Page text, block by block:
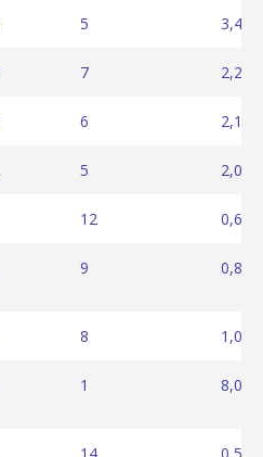
5 3,40
7 2,29
6 2,17
5 2,00
12 0,67
9 0,89
8 1,00
1 8,00